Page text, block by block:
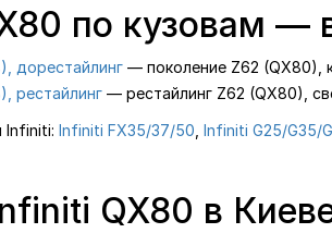
по кузовам —
дорестайлинг — поколение Z62 (QX80),
рестайлинг — рестайлинг Z62 (QX80),
Infiniti: Infiniti FX35/37/50 Infiniti G25/G35/
QX80 в